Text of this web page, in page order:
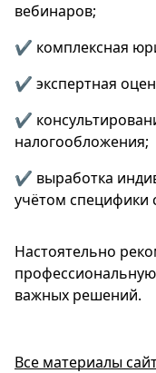
вебинаров;
✔️ комплексная
✔️ экспертная
✔️
налогообложения;
✔️ выработка
учётом специфики
Настоятельно
важных решений.
Все материалы